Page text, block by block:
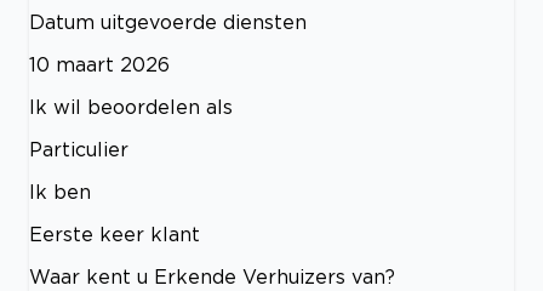
Datum uitgevoerde diensten
10 maart 2026
Ik wil beoordelen als
Particulier
Ik ben
Eerste keer klant
Waar kent u Erkende Verhuizers van?